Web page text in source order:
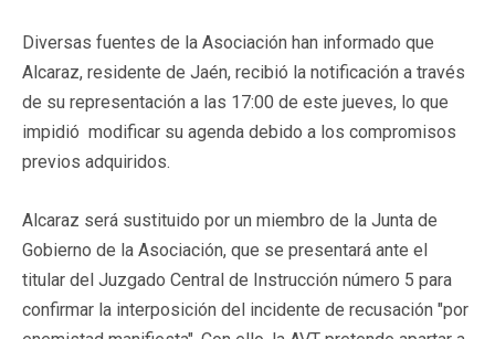
Diversas fuentes de la Asociación han informado que
Alcaraz, residente de Jaén, recibió la notificación a través
de su representación a las 17:00 de este jueves, lo que
impidió modificar su agenda debido a los compromisos
previos adquiridos.
Alcaraz será sustituido por un miembro de la Junta de
Gobierno de la Asociación, que se presentará ante el
titular del Juzgado Central de Instrucción número 5 para
confirmar la interposición del incidente de recusación "por